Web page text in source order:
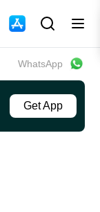
WhatsApp
Get App